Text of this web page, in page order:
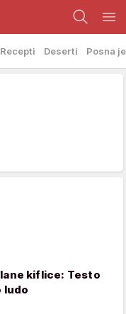
Recepti Deserti Posna
kiflice: Testo
ludo